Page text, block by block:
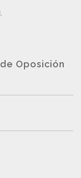
Oposición